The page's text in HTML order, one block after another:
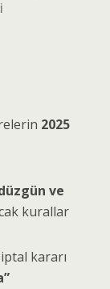
2025
ve
kurallar
kararı